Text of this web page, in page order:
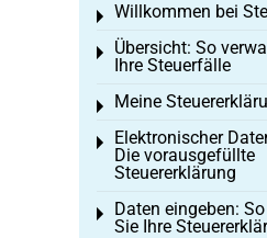
Willkommen bei
Toggle menu
Übersicht: So
Ihre Steuerfälle
Toggle menu
Meine
Toggle menu
Elektronischer
Die vorausgefüllte
Steuererklärung
Toggle menu
Daten eingeben:
Sie Ihre
Toggle menu